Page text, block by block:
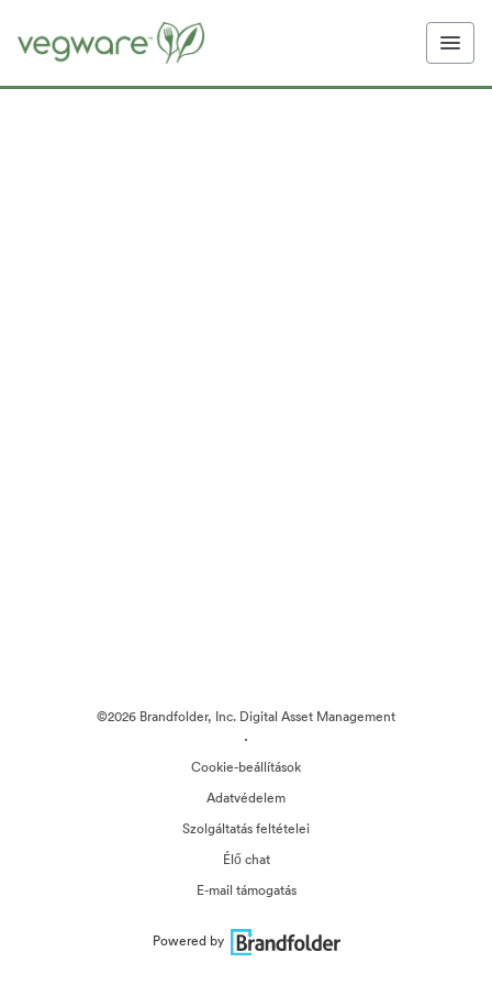
©2026 Brandfolder, Inc. Digital Asset Management
·
Cookie-beállítások
Adatvédelem
Szolgáltatás feltételei
Élő chat
E-mail támogatás
Powered by